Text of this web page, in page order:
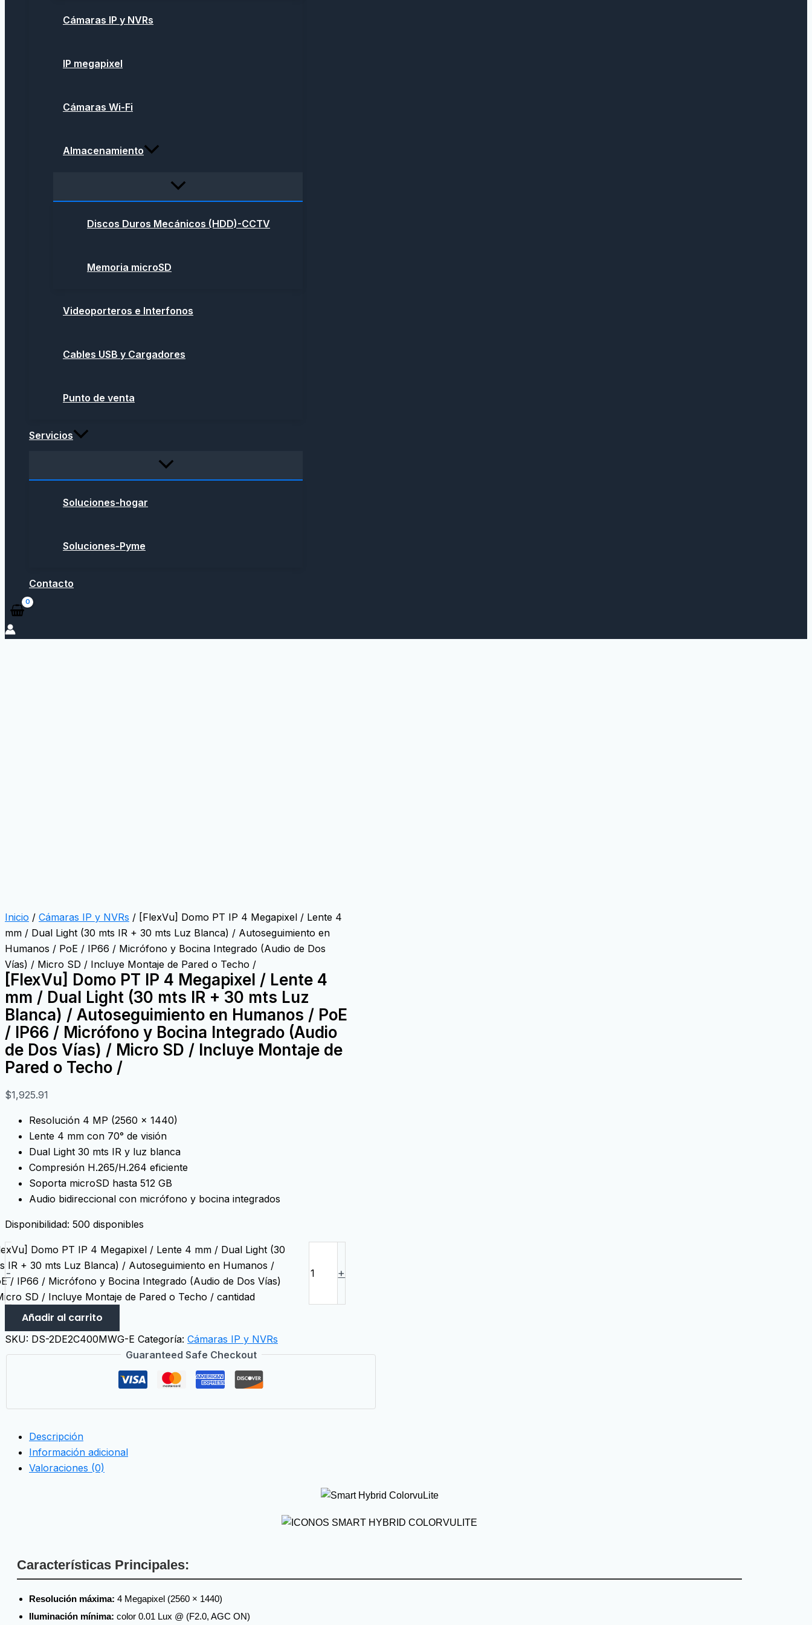
Cámaras IP y NVRs
IP megapixel
Cámaras Wi-Fi
Almacenamiento
Discos Duros Mecánicos (HDD)-CCTV
Memoria microSD
Videoporteros e Interfonos
Cables USB y Cargadores
Punto de venta
Servicios
Soluciones-hogar
Soluciones-Pyme
Contacto
Inicio / Cámaras IP y NVRs / [FlexVu] Domo PT IP 4 Megapixel / Lente 4
mm / Dual Light (30 mts IR + 30 mts Luz Blanca) / Autoseguimiento en
Humanos / PoE / IP66 / Micrófono y Bocina Integrado (Audio de Dos
Vías) / Micro SD / Incluye Montaje de Pared o Techo /
[FlexVu] Domo PT IP 4 Megapixel / Lente 4
mm / Dual Light (30 mts IR + 30 mts Luz
Blanca) / Autoseguimiento en Humanos / PoE
/ IP66 / Micrófono y Bocina Integrado (Audio
de Dos Vías) / Micro SD / Incluye Montaje de
Pared o Techo /
$1,925.91
Resolución 4 MP (2560 x 1440)
Lente 4 mm con 70° de visión
Dual Light 30 mts IR y luz blanca
Compresión H.265/H.264 eficiente
Soporta microSD hasta 512 GB
Audio bidireccional con micrófono y bocina integrados
Disponibilidad: 500 disponibles
-
Domo PT IP 4 Megapixel / Lente 4 mm / Dual Light (30
IR + 30 mts Luz Blanca) / Autoseguimiento en Humanos /
/ IP66 / Micrófono y Bocina Integrado (Audio de Dos Vías)
SD / Incluye Montaje de Pared o Techo / cantidad
+
Añadir al carrito
SKU: DS-2DE2C400MWG-E Categoría: Cámaras IP y NVRs
Guaranteed Safe Checkout
Descripción
Información adicional
Valoraciones (0)
Características Principales:
Resolución máxima: 4 Megapixel (2560 × 1440)
Iluminación mínima: color 0.01 Lux @ (F2.0, AGC ON)